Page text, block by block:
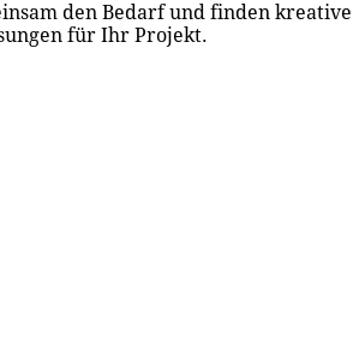
den Bedarf und finden kreative
für Ihr Projekt.